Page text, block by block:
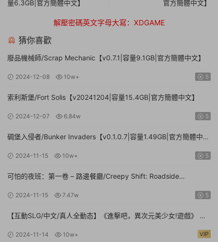
量6.3GB|官方簡體中文】
官方簡體中文】
解壓密碼英文字母大寫：XDGAME
猜你喜歡
廢品機械師/Scrap Mechanic【v0.7.1|容量9.1GB|官方簡體中文】
2024-12-08 10w+ 5
索利斯堡/Fort Solis【v20241204|容量15.4GB|官方簡體中文】
2024-12-07 6.84w 5
碉堡入侵者/Bunker Invaders【v0.1.0.7|容量1.49GB|官方簡體中
2024-11-15 10w+ 5
可怕的夜班：第一卷 – 路邊餐廳/Creepy Shift: Roadside
2024-11-15 7.47w 5
【互動SLG/中文/真人全動态】《進擊吧，異次元美少女!遊戲》 官
2024-11-14 10w+ VIP